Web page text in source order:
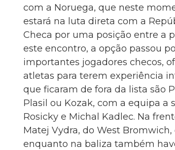
com a Noruega, que neste
estará na luta direta com a
Checa por uma posição entre a
este encontro, a opção passou
importantes jogadores checos,
atletas para terem experiência
que ficaram de fora da lista são
Plasil ou Kozak, com a equipa a
Rosicky e Michal Kadlec. Na
Matej Vydra, do West
enquanto na baliza também